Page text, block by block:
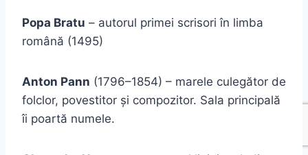
Popa Bratu – autorul primei scrisori în limba
română (1495)
Anton Pann (1796–1854) – marele culegător de
folclor, povestitor și compozitor. Sala principală
îi poartă numele.